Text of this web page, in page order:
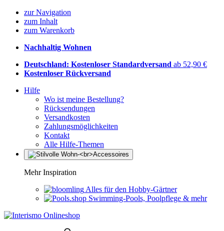
zur Navigation
zum Inhalt
zum Warenkorb
Nachhaltig Wohnen
Deutschland: Kostenloser Standardversand ab 52,90 €
Kostenloser Rückversand
Hilfe
Wo ist meine Bestellung?
Rücksendungen
Versandkosten
Zahlungsmöglichkeiten
Kontakt
Alle Hilfe-Themen
Mehr Inspiration
Alles für den Hobby-Gärtner
Swimming-Pools, Poolpflege & mehr